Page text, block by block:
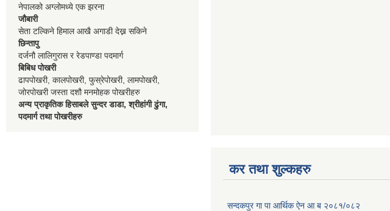
नेपालको अग्लोमध्ये एक झरना
जौबारी
सेता टल्किने हिमाल आखै अगाडी देख्न सकिने
छिन्तापु
दर्जनौ लालिगुरास र रेडपाण्डा पदमार्ग
बिबिध पोखरी
ढापपोखरी, कालपोखरी, फुस्रेपोखरी, लामपोखरी,
जोरपोखरी जस्ता दशौ मनमोहक पोखरीहरु
अन्य प्राकृतिक हिसाबले सुन्दर डाडा, श्रीहांगी ढुंगा,
पदमार्ग तथा पोखरीहरु
कर तथा शुल्कहरु
सन्दकपुर गा पा आर्थिक ऐन आ ब २०८१/०८२